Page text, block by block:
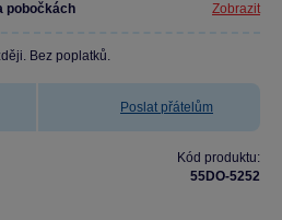
pobočkách Zobrazit
Bez poplatků.
Poslat přátelům
Kód produktu:
55DO-5252